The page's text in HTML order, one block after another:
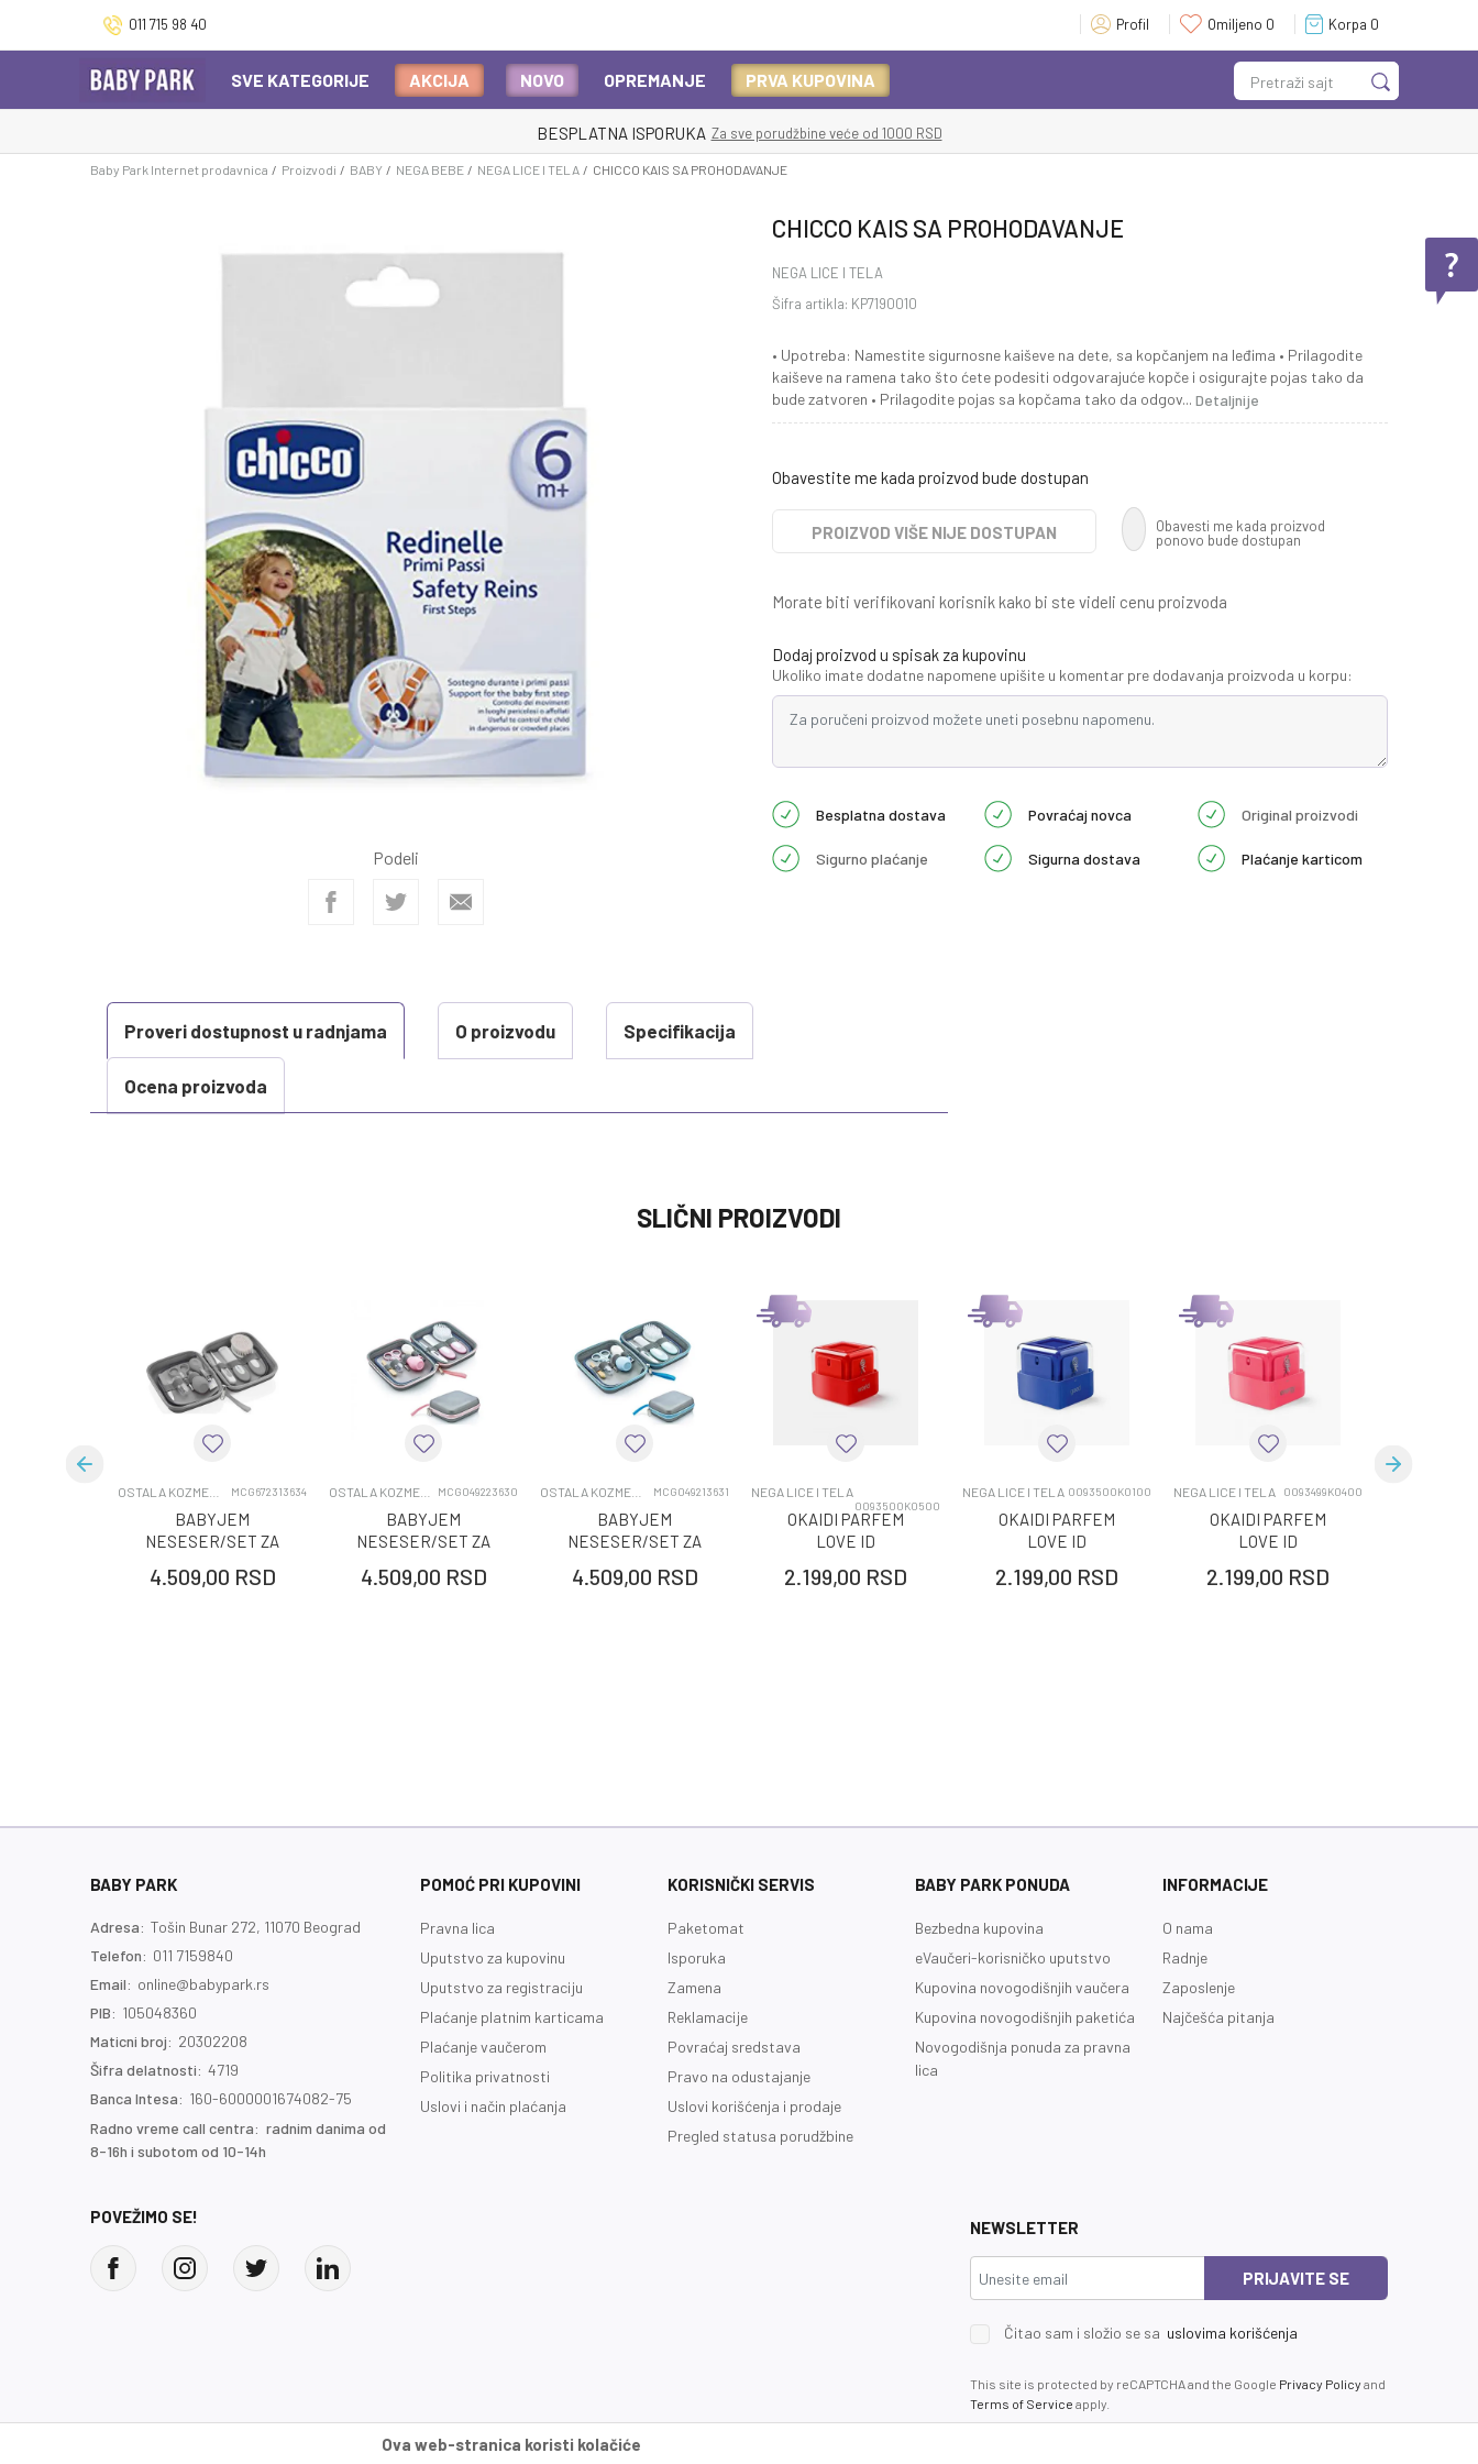
011 715 98 40 Profil Omiljeno 0 Korpa 0
Pretraži sajt
SVE KATEGORIJE AKCIJA NOVO OPREMANJE PRVA KUPOVINA
BESPLATNA ISPORUKA Za sve porudžbine veće od 1000 RSD
Baby Park Internet prodavnica Proizvodi BABY NEGA BEBE NEGA LICE I TELA CHICCO KAIS SA PROHODAVANJE
Podeli
CHICCO KAIS SA PROHODAVANJE
NEGA LICE I TELA
Šifra artikla: KP7190010
• Upotreba: Namestite sigurnosne kaiševe na dete, sa kopčanjem na leđima • Prilagodite
kaiševe na ramena tako što ćete podesiti odgovarajuće kopče i osigurajte pojas tako da
bude zatvoren • Prilagodite pojas sa kopčama tako da odgov... Detaljnije
Obavestite me kada proizvod bude dostupan
PROIZVOD VIŠE NIJE DOSTUPAN
Obavesti me kada proizvod
ponovo bude dostupan
Morate biti verifikovani korisnik kako bi ste videli cenu proizvoda
Dodaj proizvod u spisak za kupovinu
Ukoliko imate dodatne napomene upišite u komentar pre dodavanja proizvoda u korpu:
Besplatna dostava Povraćaj novca Original proizvodi
Sigurno plaćanje Sigurna dostava Plaćanje karticom
Proveri dostupnost u radnjama O proizvodu Specifikacija
Ocena proizvoda
NEGA LICE I TELA
Brend CHICCO
Kategorija NEGA LICE I TELA
Pol UNIVERZALNO
SLIČNI PROIZVODI
MCG672313634
BABYJEM
NESESER/SET ZA
4.509,00 RSD
MCG049223630
BABYJEM
NESESER/SET ZA
4.509,00 RSD
MCG049213631
BABYJEM
NESESER/SET ZA
4.509,00 RSD
NEGA LICE I TELA
0093500K0500
OKAIDI PARFEM
LOVE ID
2.199,00 RSD
NEGA LICE I TELA 0093500K0100
OKAIDI PARFEM
LOVE ID
2.199,00 RSD
NEGA LICE I TELA 0093499K0400
OKAIDI PARFEM
LOVE ID
2.199,00 RSD
BABY PARK
Adresa: Tošin Bunar 272, 11070 Beograd
Telefon: 011 7159840
Email: online@babypark.rs
PIB: 105048360
Maticni broj: 20302208
Šifra delatnosti: 4719
Banca Intesa: 160-6000001674082-75
Radno vreme call centra: radnim danima od
8-16h i subotom od 10-14h
POMOĆ PRI KUPOVINI
Pravna lica
Uputstvo za kupovinu
Uputstvo za registraciju
Plaćanje platnim karticama
Plaćanje vaučerom
Politika privatnosti
Uslovi i način plaćanja
KORISNIČKI SERVIS
Paketomat
Isporuka
Zamena
Reklamacije
Povraćaj sredstava
Pravo na odustajanje
Uslovi korišćenja i prodaje
Pregled statusa porudžbine
BABY PARK PONUDA
Bezbedna kupovina
eVaučeri-korisničko uputstvo
Kupovina novogodišnjih vaučera
Kupovina novogodišnjih paketića
Novogodišnja ponuda za pravna
lica
INFORMACIJE
O nama
Radnje
Zaposlenje
Najčešća pitanja
POVEŽIMO SE!
NEWSLETTER
PRIJAVITE SE
Čitao sam i složio se sa uslovima korišćenja
This site is protected by reCAPTCHA and the Google Privacy Policy and
Terms of Service apply.
Ova web-stranica koristi kolačiće